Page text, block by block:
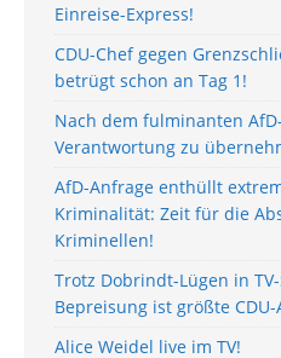
Einreise-Express!
CDU-Chef gegen
betrügt schon an Tag 1!
Nach dem fulminanten
Verantwortung zu
AfD-Anfrage enthüllt
Kriminalität: Zeit für die
Kriminellen!
Trotz Dobrindt-Lügen in
Bepreisung ist größte
Alice Weidel live im TV!